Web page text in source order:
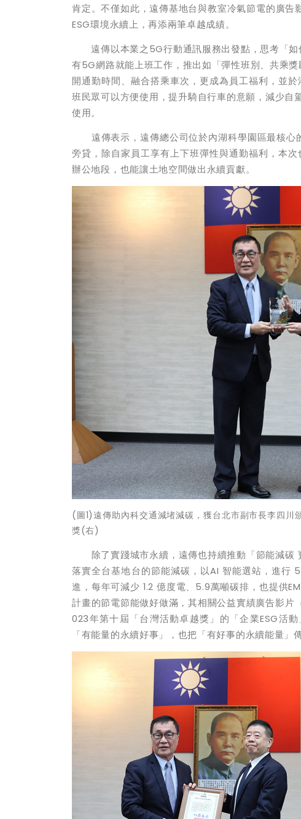
肯定。不僅如此，遠傳基地台與教室冷氣節電的廣
ESG環境永續上，再添兩筆卓越成績。
遠傳以本業之5G行動通訊服務出發點，思考「如
有5G網路就能上班工作，推出如「彈性班別、共乘
開通勤時間、融合搭乘車次，更成為員工福利，並
班民眾可以方便使用，提升騎自行車的意願，減少
使用。
遠傳表示，遠傳總公司位於內湖科學園區最核心
旁貸，除自家員工享有上下班彈性與通勤福利，本
辦公地段，也能讓土地空間做出永續貢獻。
(圖1)遠傳助內科交通減堵減碳，獲台北市副市長李四
獎(右)
除了實踐城市永續，遠傳也持續推動「節能減碳
落實全台基地台的節能減碳，以AI 智能選站，進行
進，每年可減少 1.2 億度電、5.9萬噸碳排，也提供
計畫的節電節能做好做滿，其相關公益實績廣告影
023年第十屆「台灣活動卓越獎」的「企業ESG活
「有能量的永續好事」，也把「有好事的永續能量」